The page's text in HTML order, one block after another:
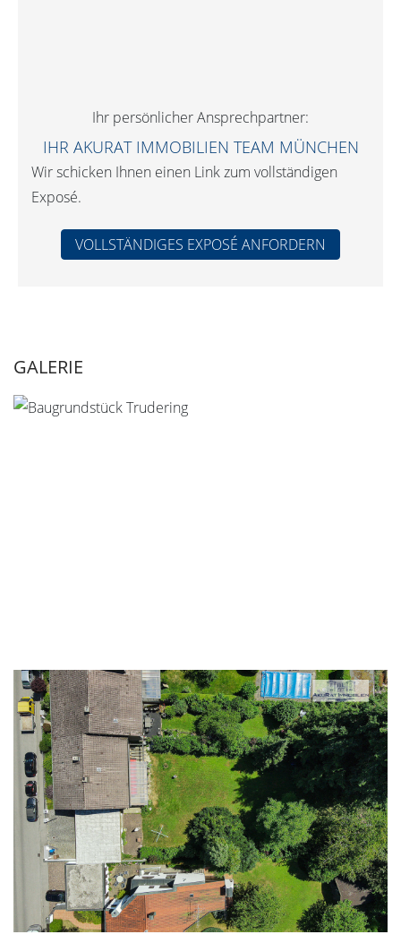
Ihr persönlicher Ansprechpartner:
IHR AKURAT IMMOBILIEN TEAM MÜNCHEN
Wir schicken Ihnen einen Link zum vollständigen
Exposé.
VOLLSTÄNDIGES EXPOSÉ ANFORDERN
GALERIE